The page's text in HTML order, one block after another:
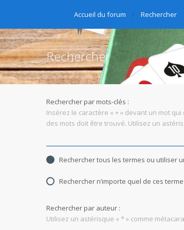
Accueil du forum Rechercher
Rechercher
Rechercher par mots-clés :
Insérez le caractère « + » devant un mot
des mots doit être trouvé. Utilisez un
Rechercher tous les termes ou utiliser
Rechercher n’importe quel de ces
Rechercher par auteur :
Utilisez un astérisque « * » comme